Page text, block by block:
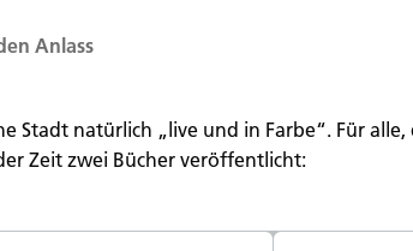
Anlass
Stadt natürlich „live und in Farbe“. Für
Zeit zwei Bücher veröffentlicht: